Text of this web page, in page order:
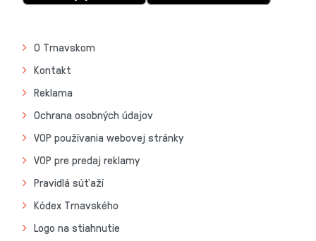
O Trnavskom
Kontakt
Reklama
Ochrana osobných údajov
VOP používania webovej stránky
VOP pre predaj reklamy
Pravidlá súťaží
Kódex Trnavského
Logo na stiahnutie